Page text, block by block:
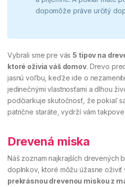
dopomôže práve určitý
Vybrali sme pre vás5 tipov na
ktoré oživia váš domov. Drevo
jasnú voľbu, keďže ide o
jedinečnými vlastnosťami a dlhou
podčiarkuje skutočnosť, že pokiaľ
patrične staráte, vydrží vám
Drevená miska
Náš zoznam najkrajších drevených
doplnkov, ktoré môžu úžasne oživiť
prekrásnou drevenou miskou z